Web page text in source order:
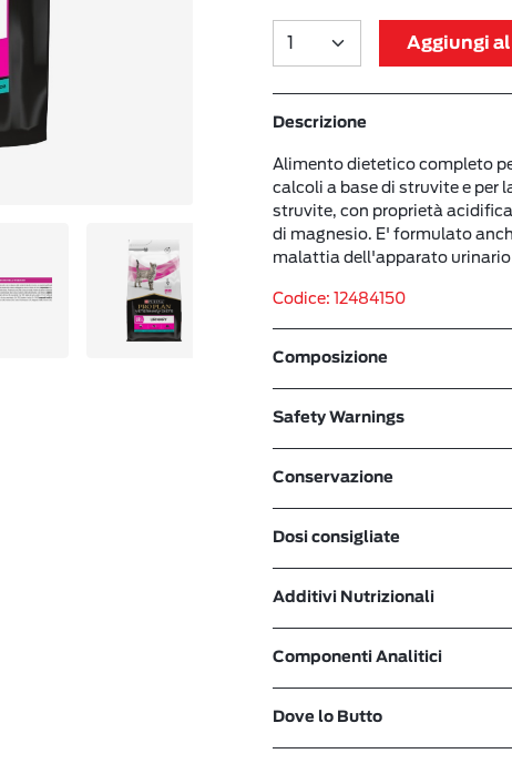
Aggiungi
Descrizione
Alimento dietetico completo
calcoli a base di struvite e per
struvite, con proprietà
di magnesio. E' formulato
malattia dell'apparato
Codice: 12484150
Composizione
Safety Warnings
Conservazione
Dosi consigliate
Additivi Nutrizionali
Componenti Analitici
Dove lo Butto